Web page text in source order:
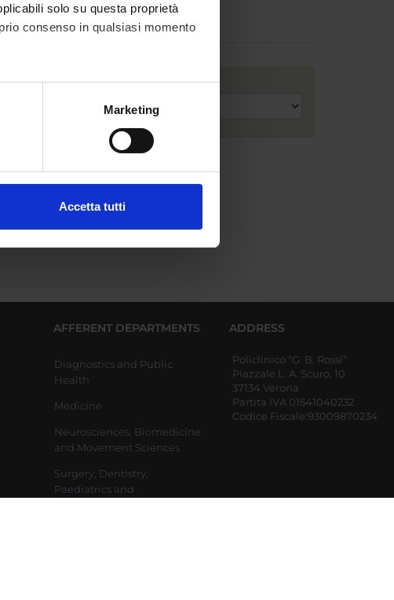
solo su questa proprietà
consenso in qualsiasi momento
di qualche metro,Marketing
Accetta tutti
Assignments
Academic year
AFFERENT DEPARTMENTS
Diagnostics and Public
Health
Medicine
Neurosciences, Biomedicine
and Movement Sciences
Surgery, Dentistry,
Paediatrics and
ADDRESS
Policlinico “G. B. Rossi”
Piazzale L. A. Scuro, 10
37134 Verona
Partita IVA 01541040232
Codice Fiscale:93009870234